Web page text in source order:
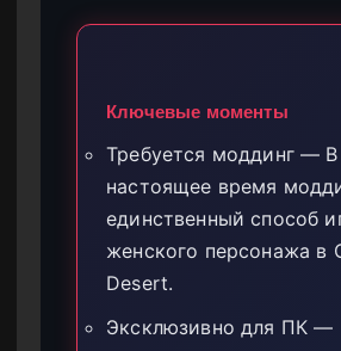
Ключевые моменты
Требуется моддинг — В
настоящее время
единственный способ
женского персонажа в
Desert.
Эксклюзивно для ПК —